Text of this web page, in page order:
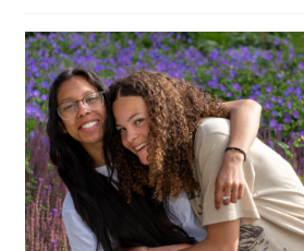
VOORTGEZET ONDERWIJS
AFSTANDSONDERWIJS
ACTUEEL
WEBWINKEL